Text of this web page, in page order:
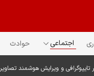
اجتماعی حوادث